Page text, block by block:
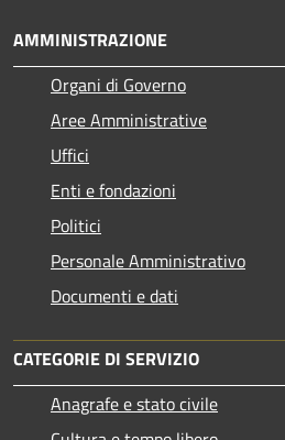
AMMINISTRAZIONE
Organi di Governo
Aree Amministrative
Uffici
Enti e fondazioni
Politici
Personale Amministrativo
Documenti e dati
CATEGORIE DI SERVIZIO
Anagrafe e stato civile